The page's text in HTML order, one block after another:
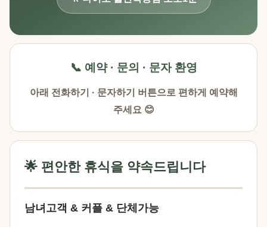
📞 예약 · 문의 · 문자 환영
아래 전화하기 · 문자하기 버튼으로 편하게 예약해
주세요 😊
🌟 편안한 휴식을 약속드립니다
남녀고객 & 커플 & 단체가능